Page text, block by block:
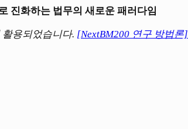
진화하는 법무의 새로운 패러다임
용되었습니다. [NextBM200 연구 방법론]